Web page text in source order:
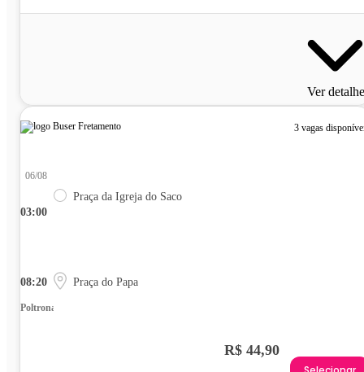
Ver
3 vagas
03:00
06/08
Praça da Igreja do Saco
08:20 Praça do Papa
Poltrona
R$ 44,90